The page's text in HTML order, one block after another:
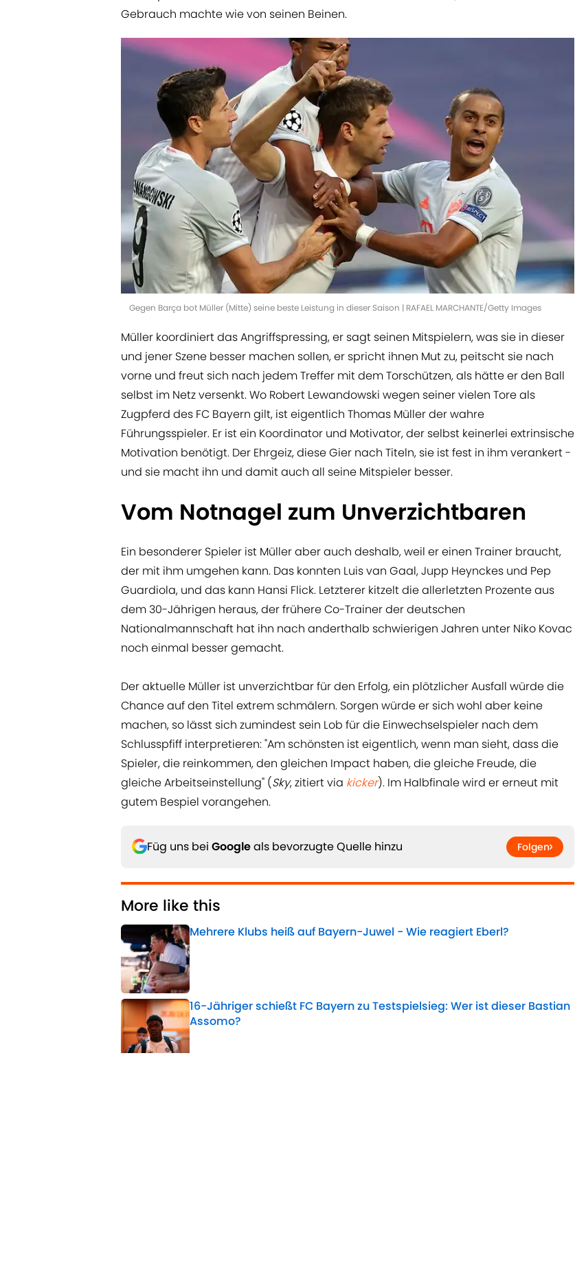
Gebrauch machte wie von seinen Beinen.
Gegen Barça bot Müller (Mitte) seine beste Leistung in dieser Saison | RAFAEL MARCHANTE/Getty Images
Müller koordiniert das Angriffspressing, er sagt seinen Mitspielern, was sie in dieser
und jener Szene besser machen sollen, er spricht ihnen Mut zu, peitscht sie nach
vorne und freut sich nach jedem Treffer mit dem Torschützen, als hätte er den Ball
selbst im Netz versenkt. Wo Robert Lewandowski wegen seiner vielen Tore als
Zugpferd des FC Bayern gilt, ist eigentlich Thomas Müller der wahre
Führungsspieler. Er ist ein Koordinator und Motivator, der selbst keinerlei extrinsische
Motivation benötigt. Der Ehrgeiz, diese Gier nach Titeln, sie ist fest in ihm verankert -
und sie macht ihn und damit auch all seine Mitspieler besser.
Vom Notnagel zum Unverzichtbaren
Ein besonderer Spieler ist Müller aber auch deshalb, weil er einen Trainer braucht,
der mit ihm umgehen kann. Das konnten Luis van Gaal, Jupp Heynckes und Pep
Guardiola, und das kann Hansi Flick. Letzterer kitzelt die allerletzten Prozente aus
dem 30-Jährigen heraus, der frühere Co-Trainer der deutschen
Nationalmannschaft hat ihn nach anderthalb schwierigen Jahren unter Niko Kovac
noch einmal besser gemacht.
Der aktuelle Müller ist unverzichtbar für den Erfolg, ein plötzlicher Ausfall würde die
Chance auf den Titel extrem schmälern. Sorgen würde er sich wohl aber keine
machen, so lässt sich zumindest sein Lob für die Einwechselspieler nach dem
Schlusspfiff interpretieren: "Am schönsten ist eigentlich, wenn man sieht, dass die
Spieler, die reinkommen, den gleichen Impact haben, die gleiche Freude, die
gleiche Arbeitseinstellung" (Sky, zitiertvia kicker). Im Halbfinale wird er erneut mit
gutem Bespiel vorangehen.
Füg uns bei Googleals bevorzugte Quelle hinzu Folgen
More like this
Mehrere Klubs heiß auf Bayern-Juwel - Wie reagiert Eberl?
Published by on Invalid Date
16-Jähriger schießt FC Bayern zu Testspielsieg: Wer ist dieser Bastian
Assomo?
Published by on Invalid Date